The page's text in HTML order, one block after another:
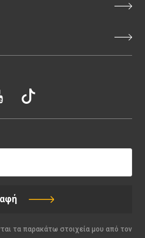
τα παρακάτω στοιχεία μου από τον